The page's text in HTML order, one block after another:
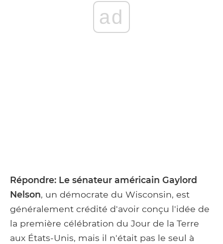
ad
Répondre: Le sénateur américain Gaylord
Nelson, un démocrate du Wisconsin, est
généralement crédité d'avoir conçu l'idée de
la première célébration du Jour de la Terre
aux États-Unis, mais il n'était pas le seul à